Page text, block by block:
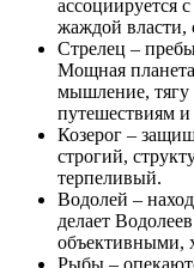
ассоциируется
жаждой власти,
Стрелец –
Мощная
мышление,
путешествиям и
Козерог –
строгий,
терпеливый.
Водолей –
делает
объективными,